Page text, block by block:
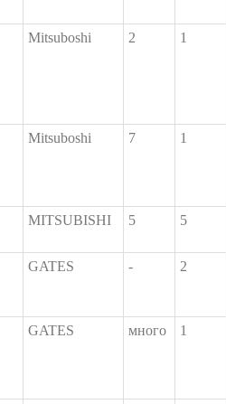
Mitsuboshi 2 1
Mitsuboshi 7 1
MITSUBISHI 5 5
GATES - 2
GATES много 1